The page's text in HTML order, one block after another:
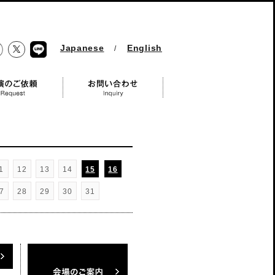
Twitter
Japanese / English
12 13 14 15 16
28 29 30 31